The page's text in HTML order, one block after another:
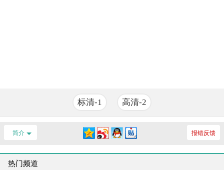
标清-1 高清-2
简介 报错反馈
热门频道